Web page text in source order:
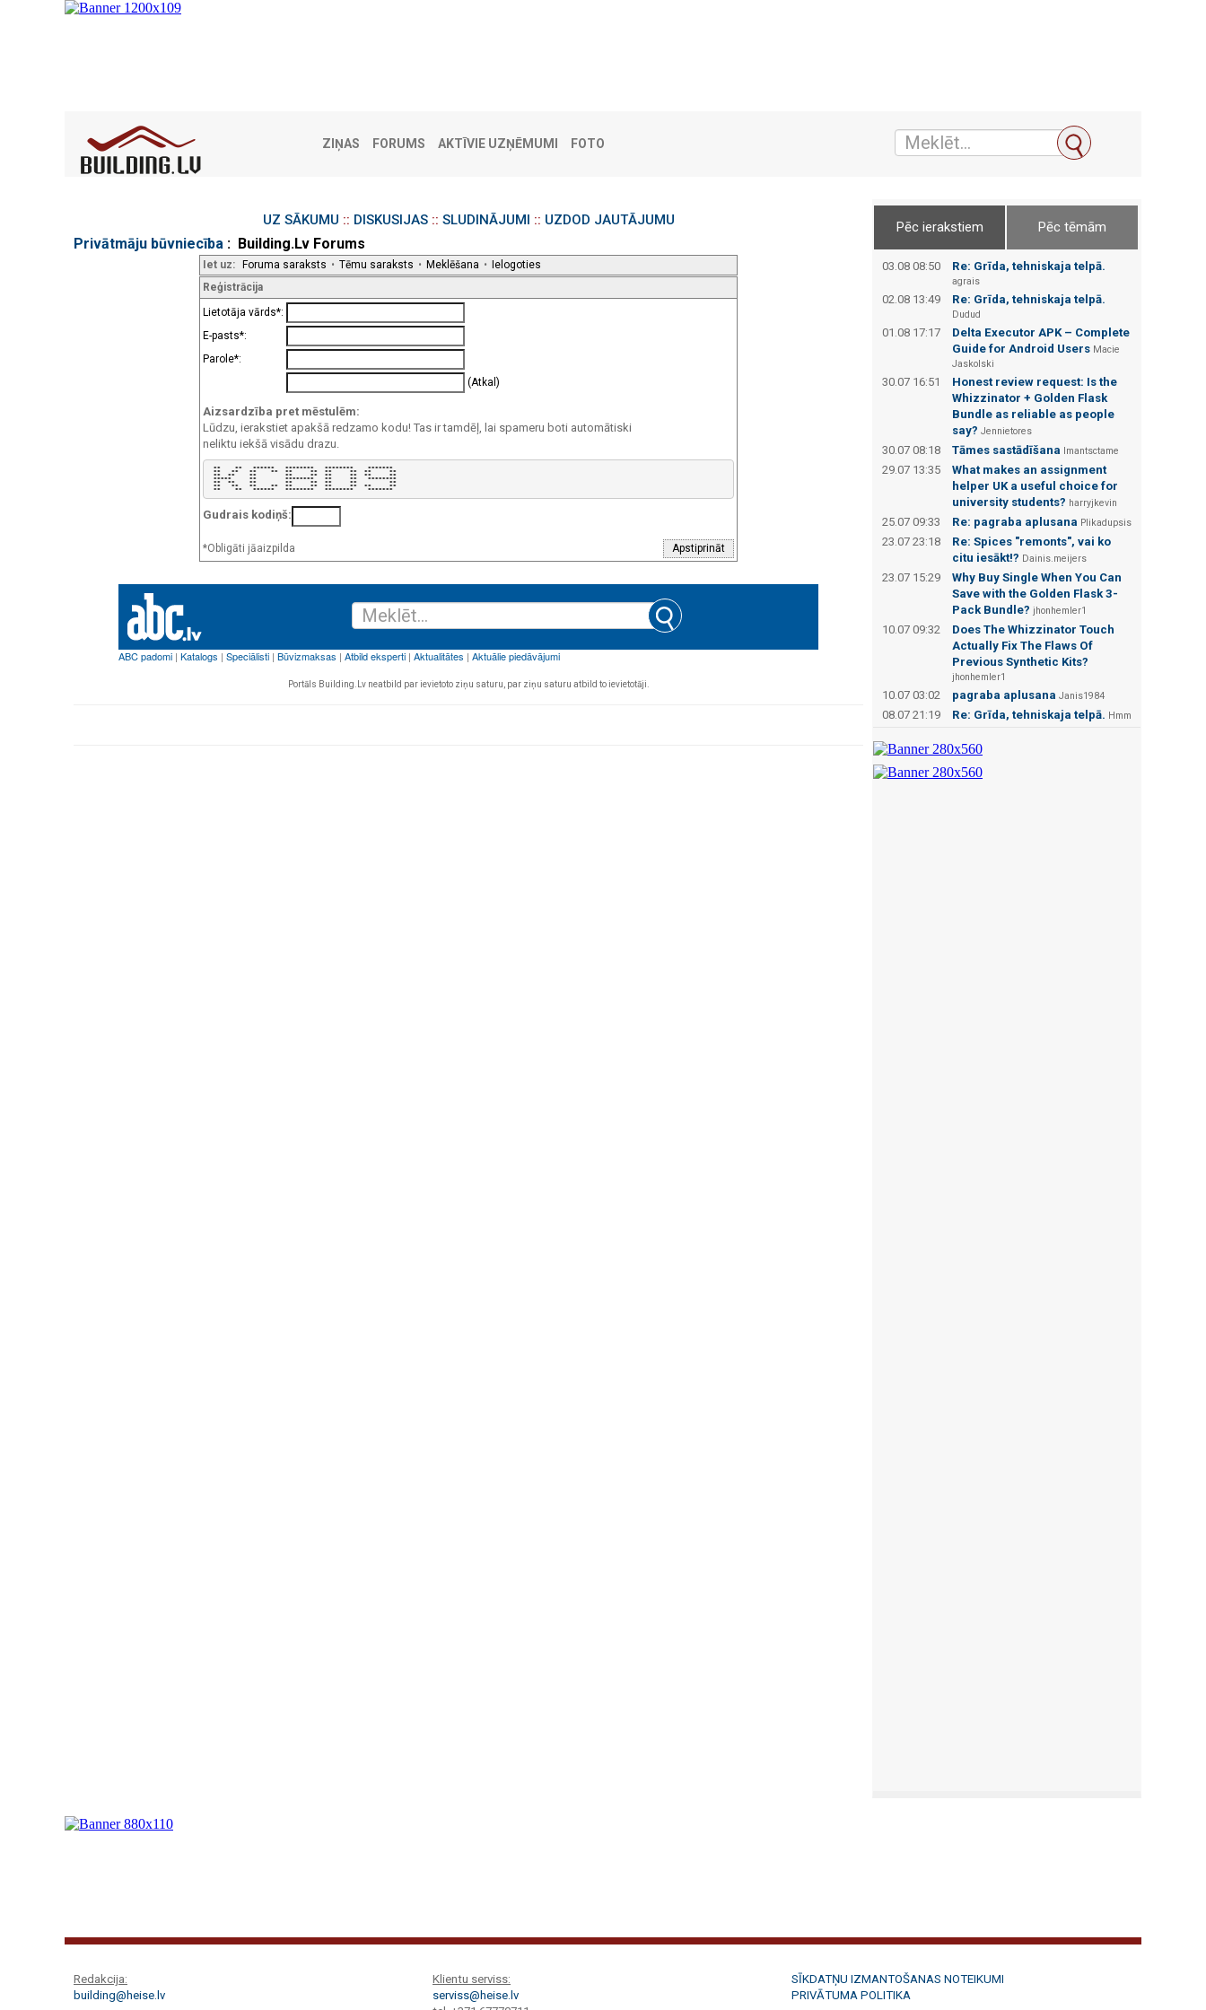
ZIŅAS FORUMS AKTĪVIE UZŅĒMUMI FOTO
UZ SĀKUMU :: DISKUSIJAS:: SLUDINĀJUMI :: UZDOD JAUTĀJUMU
Privātmāju būvniecība : Building.Lv Forums
Iet uz: Foruma saraksts • Tēmu saraksts • Meklēšana • Ielogoties
Reģistrācija
Lietotāja vārds*:
E-pasts*:
Parole*:
(Atkal)
Aizsardzība pret mēstulēm:
Lūdzu, ierakstiet apakšā redzamo kodu! Tas ir tamdēļ, lai spameru boti automātiski
neliktu iekšā visādu drazu.
**    **   ******   ********   ********    *******
**   **   **    **  **     **  **     **  **     **
**  **    **        **     **  **     **  **     **
*****     **        ********   **     **   ********
**  **    **        **     **  **     **         **
**   **   **    **  **     **  **     **  **     **
**    **   ******   ********   ********    *******
Gudrais kodiņš:
*Obligāti jāaizpilda
Portāls Building.Lv neatbild par ievietoto ziņu saturu, par ziņu saturu atbild to ievietotāji.
Pēc ierakstiem Pēc tēmām
03.08 08:50 Re: Grīda, tehniskaja telpā.
agrais
02.08 13:49 Re: Grīda, tehniskaja telpā.
Dudud
01.08 17:17
Delta Executor APK – Complete
Guide for Android Users Macie
Jaskolski
30.07 16:51
Honest review request: Is the
Whizzinator + Golden Flask
Bundle as reliable as people
say? Jennietores
30.07 08:18 Tāmes sastādīšana Imantsctame
29.07 13:35
What makes an assignment
helper UK a useful choice for
university students? harryjkevin
25.07 09:33 Re: pagraba aplusana Plikadupsis
23.07 23:18
Re: Spices "remonts", vai ko
citu iesākt!? Dainis.meijers
23.07 15:29
Why Buy Single When You Can
Save with the Golden Flask 3-
Pack Bundle? jhonhemler1
10.07 09:32
Does The Whizzinator Touch
Actually Fix The Flaws Of
Previous Synthetic Kits?
jhonhemler1
10.07 03:02 pagraba aplusana Janis1984
08.07 21:19 Re: Grīda, tehniskaja telpā. Hmm
Redakcija:
building@heise.lv
Klientu serviss:
serviss@heise.lv
SĪKDATŅU IZMANTOŠANAS NOTEIKUMI
PRIVĀTUMA POLITIKA